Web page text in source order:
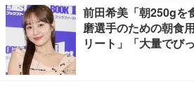
前田希美「朝250gを
磨選手のための朝食
リート」「大量でび